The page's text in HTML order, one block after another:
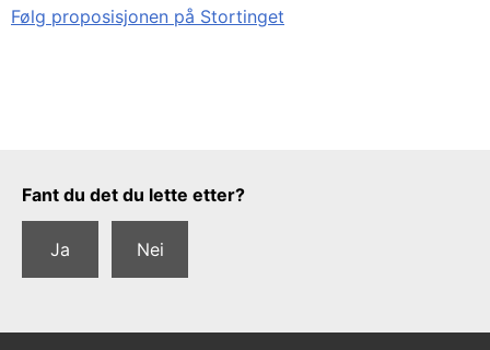
Følg proposisjonen på Stortinget
Tilbakemeldingsskjema
Fant du det du lette etter?
Ja Nei